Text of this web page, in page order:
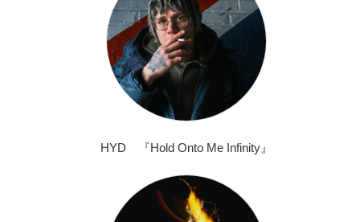
HYD 『Hold Onto Me Infinity』